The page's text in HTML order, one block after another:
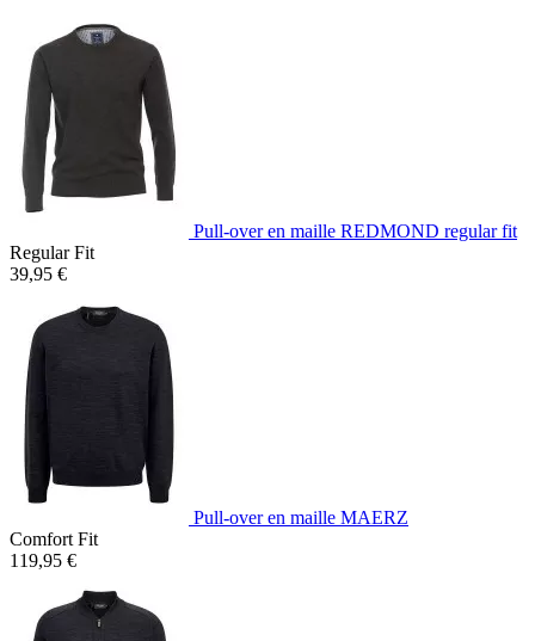
Pull-over en maille REDMOND regular fit
Regular Fit
39,95 €
Pull-over en maille MAERZ
Comfort Fit
119,95 €